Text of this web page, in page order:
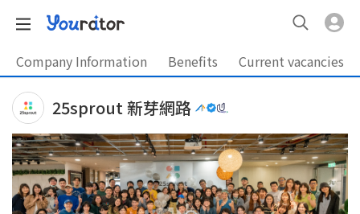
Company Information Benefits Current vacancies
25sprout 新芽網路